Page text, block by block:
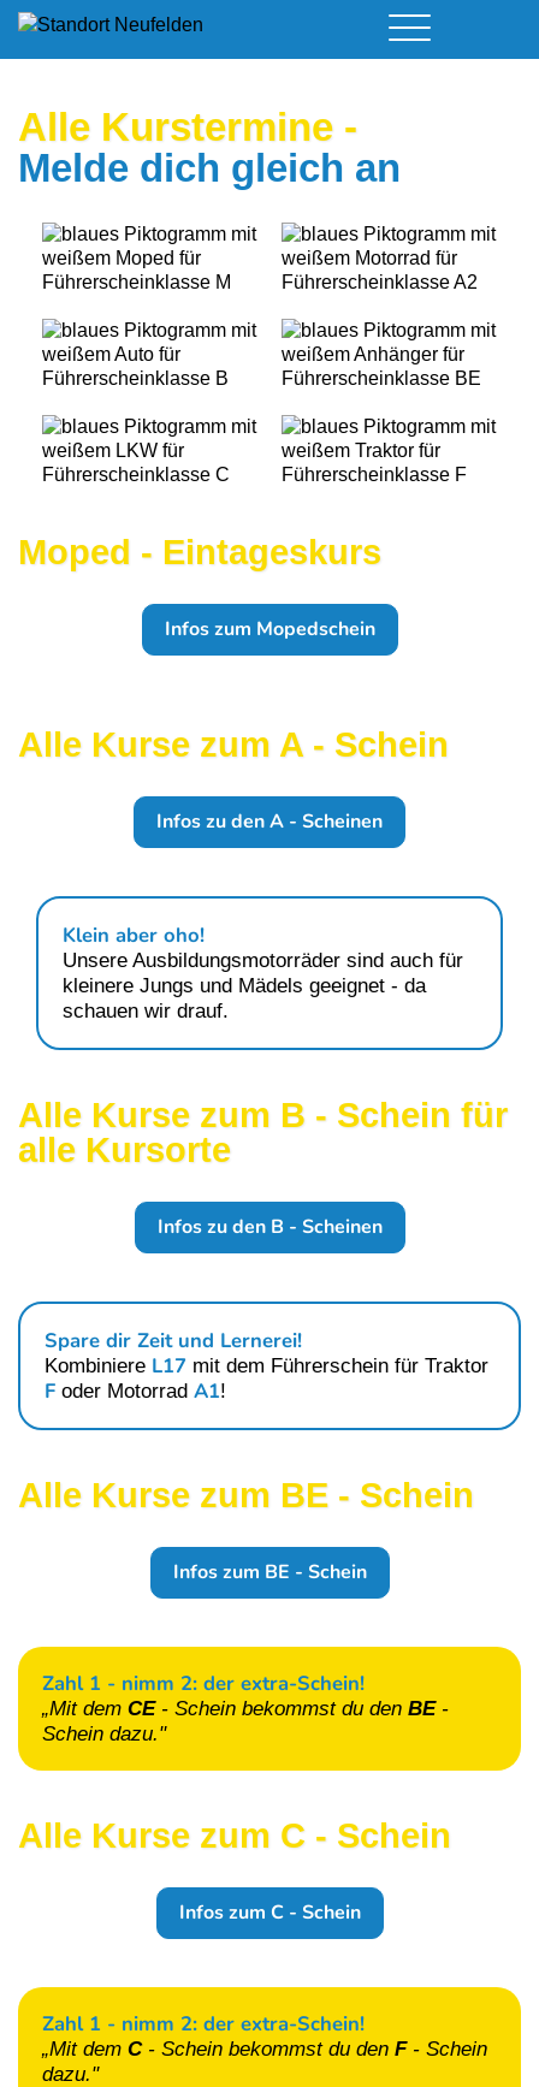
Moped
A - Scheine + Code 111
B - Scheine
C - Schein
F - Schein
Team
Kursorte
Neufelden
Aigen-Schlägl
Service
Downloads
Kontakt
Alle Kurster­mine -
Melde dich gleich an
Moped - Eintageskurs
Infos zum Mopedschein
Alle Kurse zum A - Schein
Infos zu den A - Scheinen
Klein aber oho!
Unsere Ausbildungsmotorräder sind auch für
kleinere Jungs und Mädels geeignet - da
schauen wir drauf.
Alle Kurse zum B - Schein für
alle Kursorte
Infos zu den B - Scheinen
Spare dir Zeit und Lernerei!
Kombiniere L17 mit dem Führerschein für Traktor
F oder Motorrad A1!
Alle Kurse zum BE - Schein
Infos zum BE - Schein
Zahl 1 - nimm 2: der extra-Schein!
„Mit dem CE - Schein bekommst du den BE -
Schein dazu."
Alle Kurse zum C - Schein
Infos zum C - Schein
Zahl 1 - nimm 2: der extra-Schein!
„Mit dem C - Schein bekommst du den F - Schein
dazu."